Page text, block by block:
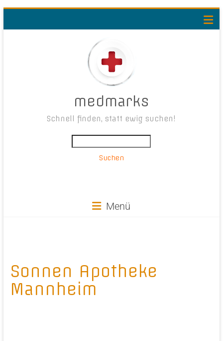
medmarks
Schnell finden, statt ewig suchen!
Suchen
Menü
Sonnen Apotheke
Mannheim